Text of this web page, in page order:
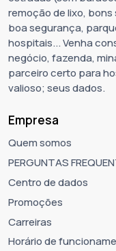
remoção de lixo,
boa segurança,
hospitais... Venha
negócio, fazenda,
parceiro certo para
valioso; seus dados.
Empresa
Quem somos
PERGUNTAS
Centro de dados
Promoções
Carreiras
Horário de